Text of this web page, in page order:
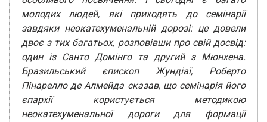
молодих людей, які приходять до семінарії
завдяки неокатехуменальній дорозі: це довели
двоє з тих багатьох, розповівши про свій досвід:
один із Санто Домінго та другий з Мюнхена.
Бразильський єпископ Жундіаї, Роберто
Пінарелло де Алмейда сказав, що семінарія його
єпархії користується методикою
неокатехуменальної
дороги для формації